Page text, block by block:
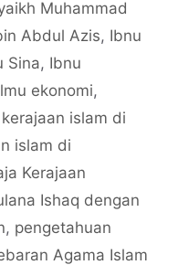
Muhammad
Abdul Azis, Ibnu
Sina, Ibnu
ekonomi,
kerajaan islam di
islam di
Kerajaan
Ishaq dengan
, pengetahuan
Agama Islam